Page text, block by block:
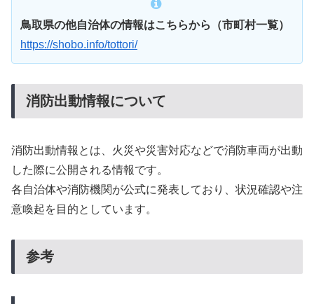
鳥取県の他自治体の情報はこちらから（市町村一覧）
https://shobo.info/tottori/
消防出動情報について
消防出動情報とは、火災や災害対応などで消防車両が出動
した際に公開される情報です。
各自治体や消防機関が公式に発表しており、状況確認や注
意喚起を目的としています。
参考